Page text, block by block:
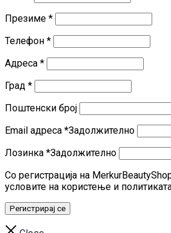
Презиме *
Телефон *
Адреса *
Град *
Поштенски број
Email адреса *Задолжително
Лозинка *Задолжително
Со регистрација на
условите на користење и
Регистрирај се